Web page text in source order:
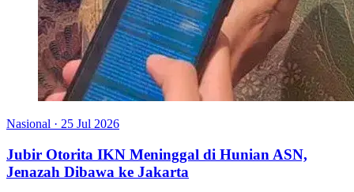
Nasional · 25 Jul 2026
Jubir Otorita IKN Meninggal di Hunian ASN,
Jenazah Dibawa ke Jakarta